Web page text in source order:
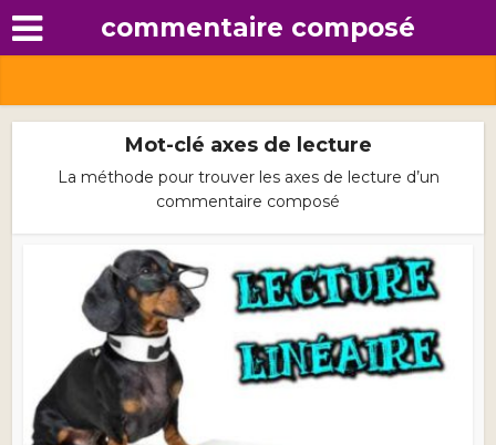
commentaire composé
Mot-clé axes de lecture
La méthode pour trouver les axes de lecture d’un
commentaire composé